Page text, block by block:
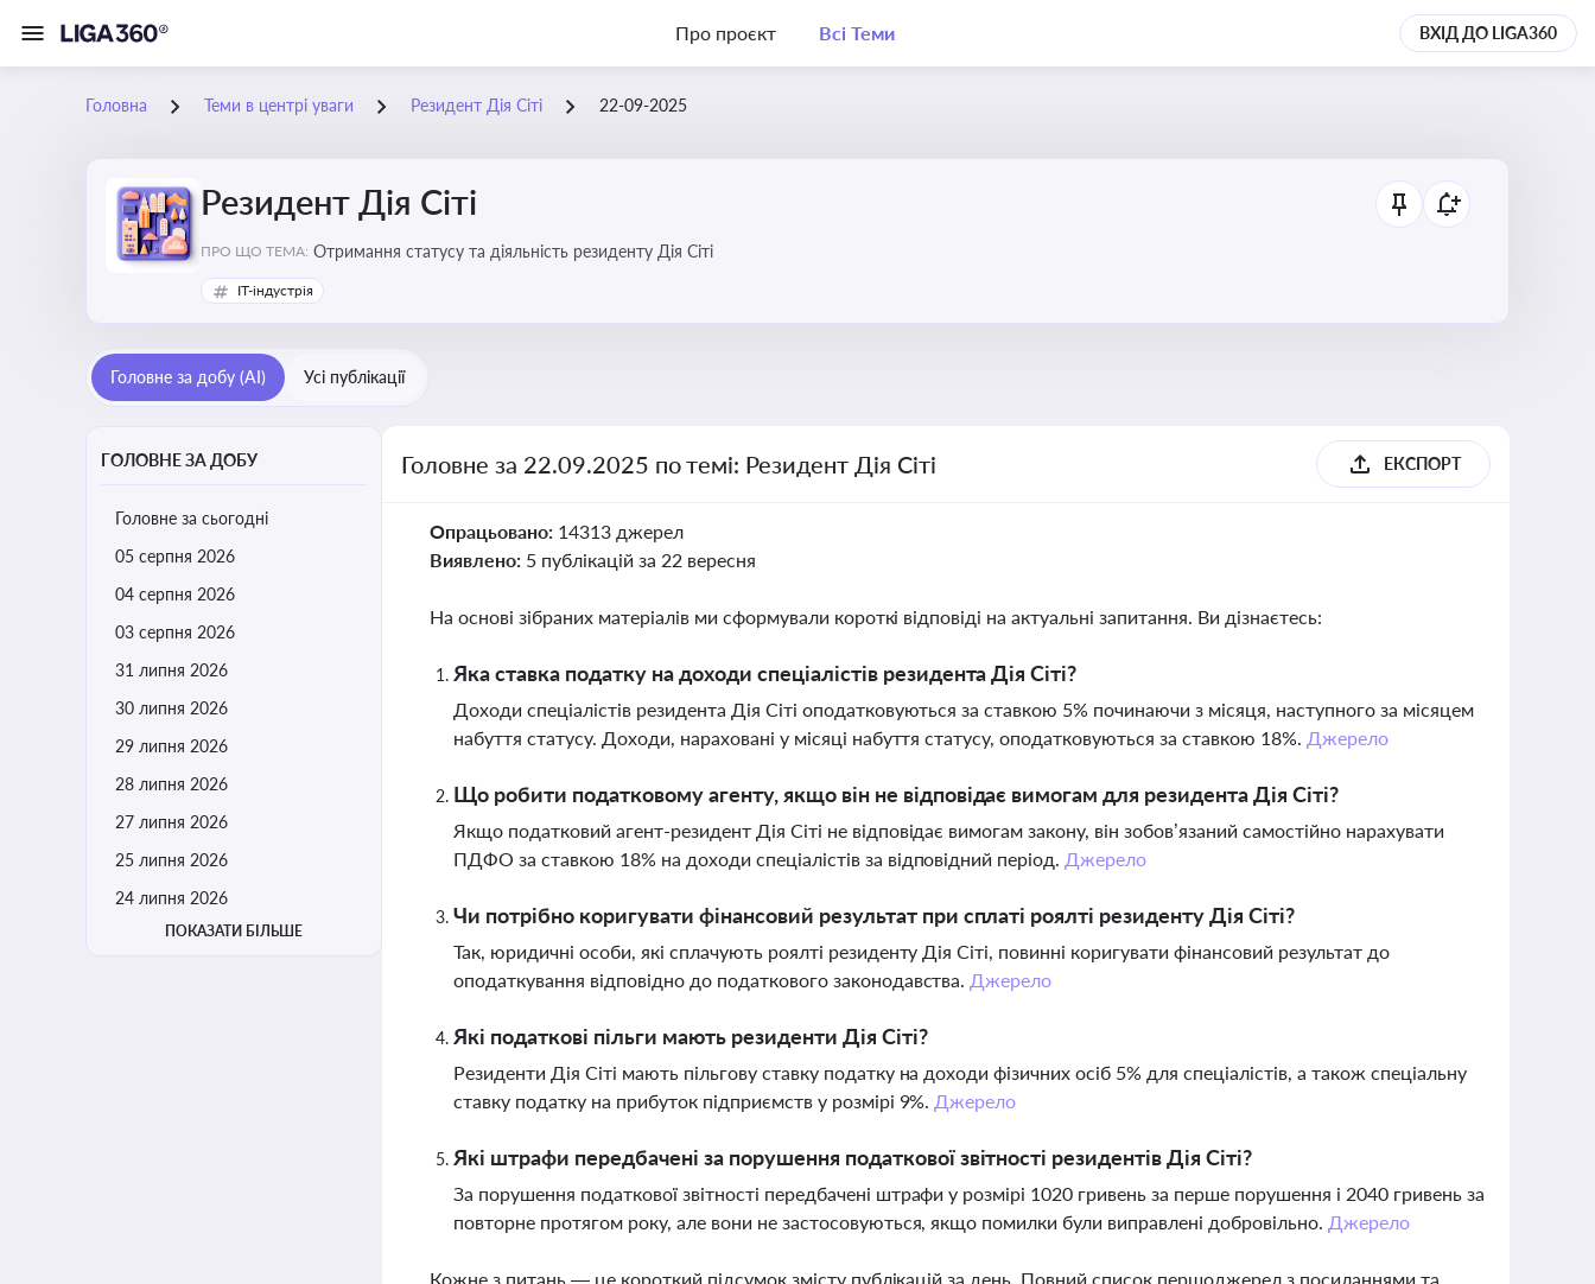
Про проєкт Всі Теми ВХІД ДО LIGA360
Головна Теми в центрі уваги Резидент Дія Сіті 22-09-2025
Резидент Дія Сіті
ПРО ЩО ТЕМА: Отримання статусу та діяльність резиденту Дія Сіті
IT-індустрія
Головне за добу (AI) Усі публікації
ГОЛОВНЕ ЗА ДОБУ
Головне за сьогодні
05 серпня 2026
04 серпня 2026
03 серпня 2026
31 липня 2026
30 липня 2026
29 липня 2026
28 липня 2026
27 липня 2026
25 липня 2026
24 липня 2026
ПОКАЗАТИ БІЛЬШЕ
Головне за 22.09.2025 по темі: Резидент Дія Сіті ЕКСПОРТ
Опрацьовано: 14313 джерел
Виявлено: 5 публікацій за 22 вересня
На основі зібраних матеріалів ми сформували короткі відповіді на актуальні запитання. Ви дізнаєтесь:
Яка ставка податку на доходи спеціалістів резидента Дія Сіті?
Доходи спеціалістів резидента Дія Сіті оподатковуються за ставкою 5% починаючи з місяця, наступного за місяцем
набуття статусу. Доходи, нараховані у місяці набуття статусу, оподатковуються за ставкою 18%. Джерело
Що робити податковому агенту, якщо він не відповідає вимогам для резидента Дія Сіті?
Якщо податковий агент-резидент Дія Сіті не відповідає вимогам закону, він зобов’язаний самостійно нарахувати
ПДФО за ставкою 18% на доходи спеціалістів за відповідний період. Джерело
Чи потрібно коригувати фінансовий результат при сплаті роялті резиденту Дія Сіті?
Так, юридичні особи, які сплачують роялті резиденту Дія Сіті, повинні коригувати фінансовий результат до
оподаткування відповідно до податкового законодавства. Джерело
Які податкові пільги мають резиденти Дія Сіті?
Резиденти Дія Сіті мають пільгову ставку податку на доходи фізичних осіб 5% для спеціалістів, а також спеціальну
ставку податку на прибуток підприємств у розмірі 9%. Джерело
Які штрафи передбачені за порушення податкової звітності резидентів Дія Сіті?
За порушення податкової звітності передбачені штрафи у розмірі 1020 гривень за перше порушення і 2040 гривень за
повторне протягом року, але вони не застосовуються, якщо помилки були виправлені добровільно. Джерело
Кожне з питань — це короткий підсумок змісту публікацій за день. Повний список першоджерел з посиланнями та